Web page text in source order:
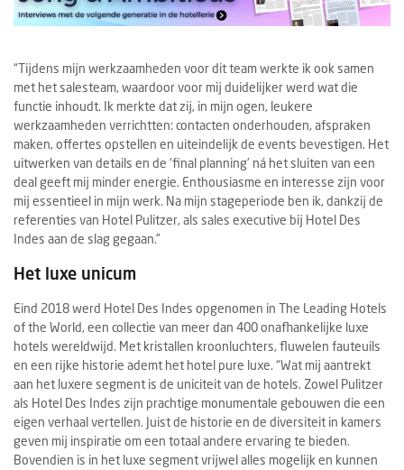
“Tijdens mijn werkzaamheden voor dit team werkte ik ook samen
met het salesteam, waardoor voor mij duidelijker werd wat die
functie inhoudt. Ik merkte dat zij, in mijn ogen, leukere
werkzaamheden verrichtten: contacten onderhouden, afspraken
maken, offertes opstellen en uiteindelijk de events bevestigen. Het
uitwerken van details en de ‘final planning’ ná het sluiten van een
deal geeft mij minder energie. Enthousiasme en interesse zijn voor
mij essentieel in mijn werk. Na mijn stageperiode ben ik, dankzij de
referenties van Hotel Pulitzer, als sales executive bij Hotel Des
Indes aan de slag gegaan.”
Het luxe unicum
Eind 2018 werd Hotel Des Indes opgenomen in The Leading Hotels
of the World, een collectie van meer dan 400 onafhankelijke luxe
hotels wereldwijd. Met kristallen kroonluchters, fluwelen fauteuils
en een rijke historie ademt het hotel pure luxe. “Wat mij aantrekt
aan het luxere segment is de uniciteit van de hotels. Zowel Pulitzer
als Hotel Des Indes zijn prachtige monumentale gebouwen die een
eigen verhaal vertellen. Juist de historie en de diversiteit in kamers
geven mij inspiratie om een totaal andere ervaring te bieden.
Bovendien is in het luxe segment vrijwel alles mogelijk en kunnen